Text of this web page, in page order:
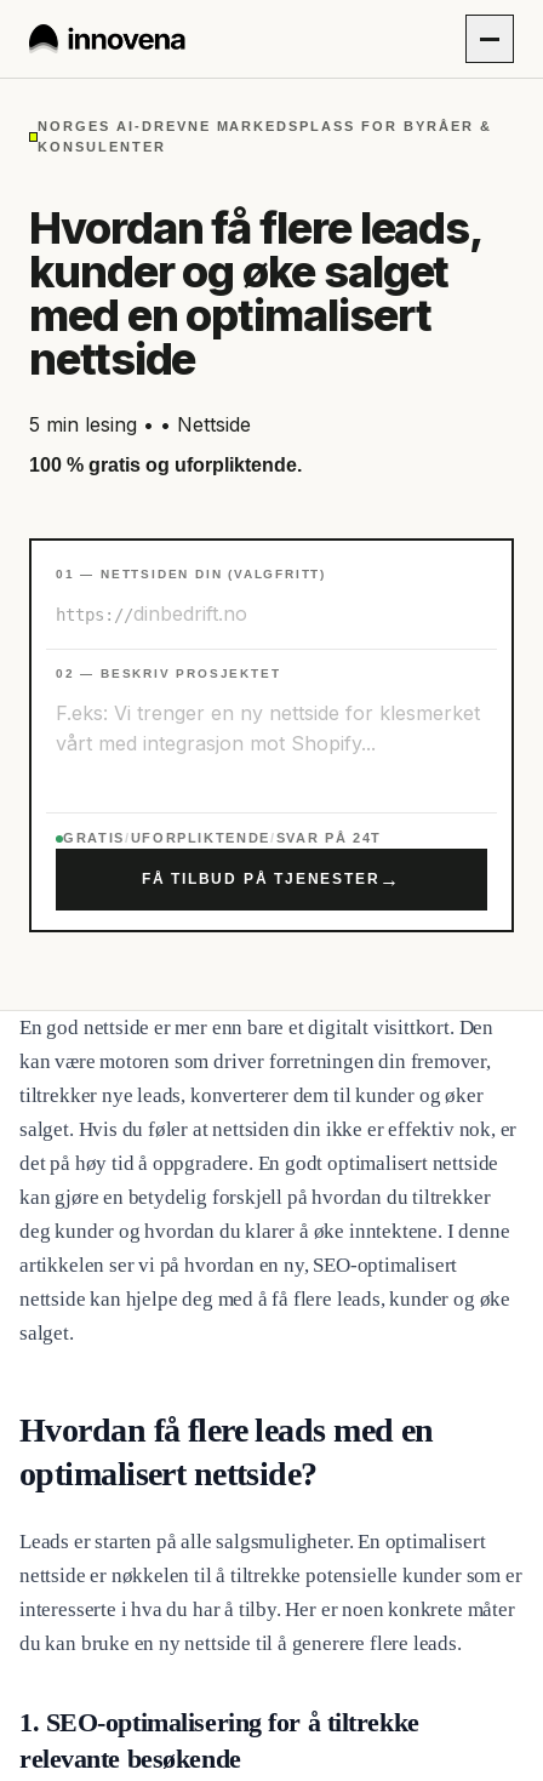
NORGES AI-DREVNE MARKEDSPLASS FOR BYRÅER &
KONSULENTER
Hvordan få flere leads,
kunder og øke salget
med en optimalisert
nettside
5 min lesing • • Nettside
100 % gratis og uforpliktende.
01 — NETTSIDEN DIN (VALGFRITT)
https://
02 — BESKRIV PROSJEKTET
GRATIS/UFORPLIKTENDE/SVAR PÅ 24T
FÅ TILBUD PÅ TJENESTER →
En god nettside er mer enn bare et digitalt visittkort. Den
kan være motoren som driver forretningen din fremover,
tiltrekker nye leads, konverterer dem til kunder og øker
salget. Hvis du føler at nettsiden din ikke er effektiv nok, er
det på høy tid å oppgradere. En godt optimalisert nettside
kan gjøre en betydelig forskjell på hvordan du tiltrekker
deg kunder og hvordan du klarer å øke inntektene. I denne
artikkelen ser vi på hvordan en ny, SEO-optimalisert
nettside kan hjelpe deg med å få flere leads, kunder og øke
salget.
Hvordan få flere leads med en
optimalisert nettside?
Leads er starten på alle salgsmuligheter. En optimalisert
nettside er nøkkelen til å tiltrekke potensielle kunder som er
interesserte i hva du har å tilby. Her er noen konkrete måter
du kan bruke en ny nettside til å generere flere leads.
1. SEO-optimalisering for å tiltrekke
relevante besøkende